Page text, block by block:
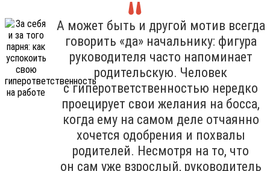
А может быть и другой мотив всегда
говорить «да» начальнику: фигура
руководителя часто напоминает
родительскую. Человек
с гиперответственностью нередко
проецирует свои желания на босса,
когда ему на самом деле отчаянно
хочется одобрения и похвалы
родителей. Несмотря на то, что
он сам уже взрослый, руководитель